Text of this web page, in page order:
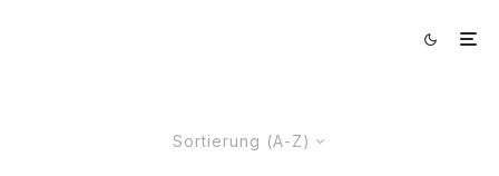
Sortierung (A-Z)